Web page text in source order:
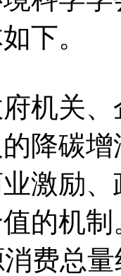
下。
机关
降碳
激励
的机
费总